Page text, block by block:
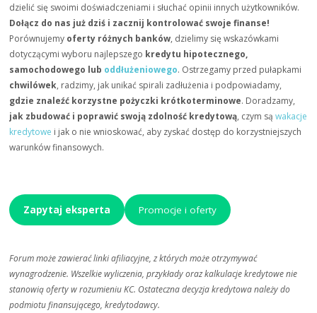
dzielić się swoimi doświadczeniami i słuchać opinii innych użytkowników.
Dołącz do nas już dziś i zacznij kontrolować swoje finanse!
Porównujemy oferty różnych banków, dzielimy się wskazówkami
dotyczącymi wyboru najlepszego kredytu hipotecznego,
samochodowego lub oddłużeniowego. Ostrzegamy przed pułapkami
chwilówek, radzimy, jak unikać spirali zadłużenia i podpowiadamy,
gdzie znaleźć korzystne pożyczki krótkoterminowe. Doradzamy,
jak zbudować i poprawić swoją zdolność kredytową, czym sąwakacje
kredytowe i jak o nie wnioskować, aby zyskać dostęp do korzystniejszych
warunków finansowych.
Zapytaj eksperta Promocje i oferty
Forum może zawierać linki afiliacyjne, z których może otrzymywać
wynagrodzenie. Wszelkie wyliczenia, przykłady oraz kalkulacje kredytowe nie
stanowią oferty w rozumieniu KC. Ostateczna decyzja kredytowa należy do
podmiotu finansującego, kredytodawcy.